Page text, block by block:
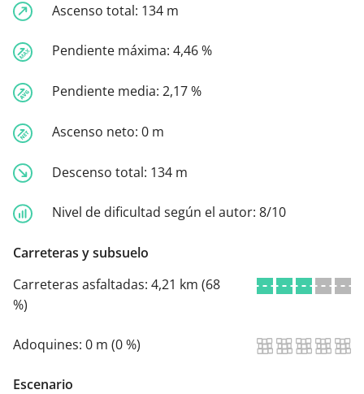
Ascenso total: 134 m
Pendiente máxima: 4,46 %
Pendiente media: 2,17 %
Ascenso neto: 0 m
Descenso total: 134 m
Nivel de dificultad según el autor: 8/10
Carreteras y subsuelo
Carreteras asfaltadas: 4,21 km (68
%)
Adoquines: 0 m (0 %)
Escenario